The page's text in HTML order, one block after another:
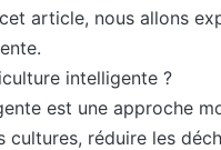
article, nous allons
intelligente ?
est une approche
cultures, réduire les